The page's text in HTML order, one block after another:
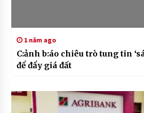
1 năm ago
C:ảnh b:áo chiêu trò tung tin
để đẩy giá đất